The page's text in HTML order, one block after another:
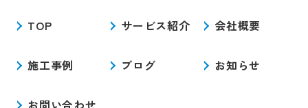
TOP サービス紹介 会社概要
施工事例 ブログ お知らせ